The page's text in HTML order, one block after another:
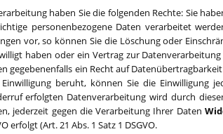
haben Sie die folgenden Rechte: Sie
personenbezogene Daten verarbeitet
vor, so können Sie die Löschung oder
haben oder ein Vertrag zur
gegebenenfalls ein Recht auf
beruht, können Sie die Einwilligung
erfolgten Datenverarbeitung wird durch
jederzeit gegen die Verarbeitung Ihrer Daten
erfolgt (Art. 21 Abs. 1 Satz 1 DSGVO.